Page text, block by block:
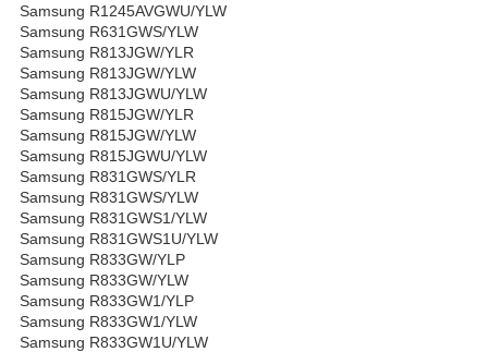
Samsung R1245AVGWU/YLW
Samsung R631GWS/YLW
Samsung R813JGW/YLR
Samsung R813JGW/YLW
Samsung R813JGWU/YLW
Samsung R815JGW/YLR
Samsung R815JGW/YLW
Samsung R815JGWU/YLW
Samsung R831GWS/YLR
Samsung R831GWS/YLW
Samsung R831GWS1/YLW
Samsung R831GWS1U/YLW
Samsung R833GW/YLP
Samsung R833GW/YLW
Samsung R833GW1/YLP
Samsung R833GW1/YLW
Samsung R833GW1U/YLW